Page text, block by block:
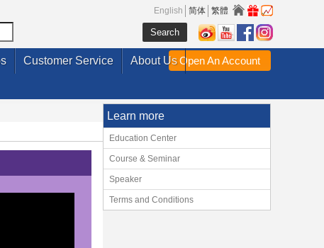
English 简体 繁體
Customer Service About UsOpen An Account
Learn more
Education Center
Course & Seminar
Speaker
Terms and Conditions